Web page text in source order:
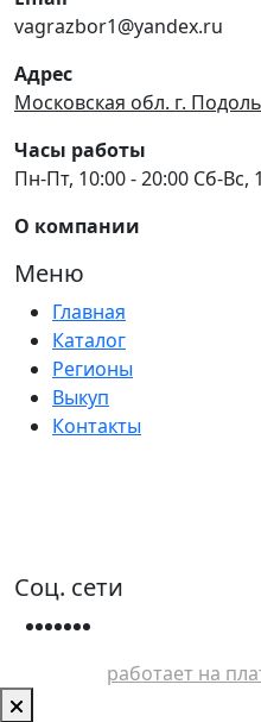
vagrazbor1@yandex.ru
Адрес
Московская обл. г.
Часы работы
Пн-Пт, 10:00 - 20:00 Сб-Вс,
О компании
Меню
Главная
Каталог
Регионы
Выкуп
Контакты
Соц. сети
работает на